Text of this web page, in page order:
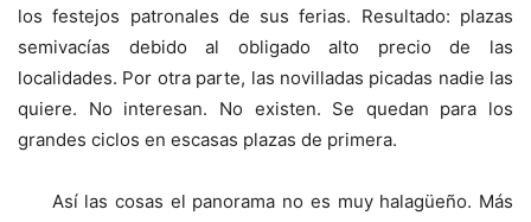
los festejos patronales de sus ferias. Resultado: plazas
semivacías debido al obligado alto precio de las
localidades. Por otra parte, las novilladas picadas nadie las
quiere. No interesan. No existen. Se quedan para los
grandes ciclos en escasas plazas de primera.
Así las cosas el panorama no es muy halagüeño. Más